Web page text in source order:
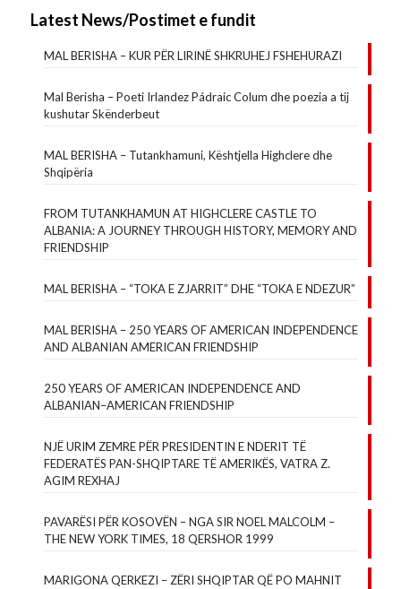
Latest News/Postimet e fundit
MAL BERISHA – KUR PËR LIRINË SHKRUHEJ FSHEHURAZI
Mal Berisha – Poeti Irlandez Pádraic Colum dhe poezia a tij
kushutar Skënderbeut
MAL BERISHA – Tutankhamuni, Kështjella Highclere dhe
Shqipëria
FROM TUTANKHAMUN AT HIGHCLERE CASTLE TO
ALBANIA: A JOURNEY THROUGH HISTORY, MEMORY AND
FRIENDSHIP
MAL BERISHA – “TOKA E ZJARRIT” DHE “TOKA E NDEZUR”
MAL BERISHA – 250 YEARS OF AMERICAN INDEPENDENCE
AND ALBANIAN AMERICAN FRIENDSHIP
250 YEARS OF AMERICAN INDEPENDENCE AND
ALBANIAN–AMERICAN FRIENDSHIP
NJË URIM ZEMRE PËR PRESIDENTIN E NDERIT TË
FEDERATËS PAN-SHQIPTARE TË AMERIKËS, VATRA Z.
AGIM REXHAJ
PAVARËSI PËR KOSOVËN – NGA SIR NOEL MALCOLM –
THE NEW YORK TIMES, 18 QERSHOR 1999
MARIGONA QERKEZI – ZËRI SHQIPTAR QË PO MAHNIT